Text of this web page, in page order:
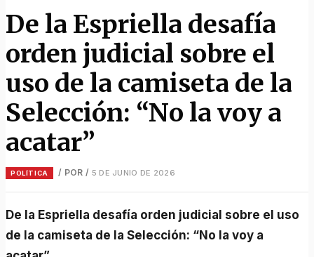
De la Espriella desafía
orden judicial sobre el
uso de la camiseta de la
Selección: “No la voy a
acatar”
POLÍTICA / POR/ 5 DE JUNIO DE 2026
De la Espriella desafía orden judicial sobre el uso
de la camiseta de la Selección: “No la voy a